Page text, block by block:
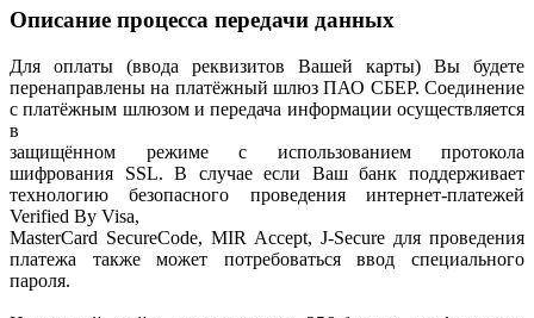
Описание процесса передачи данных
Для оплаты (ввода реквизитов Вашей карты) Вы будете
перенаправлены на платёжный шлюз ПАО СБЕР. Соединение
с платёжным шлюзом и передача информации осуществляется
в
защищённом режиме с использованием протокола
шифрования SSL. В случае если Ваш банк поддерживает
технологию безопасного проведения интернет-платежей
Verified By Visa,
MasterCard SecureCode, MIR Accept, J-Secure для проведения
платежа также может потребоваться ввод специального
пароля.